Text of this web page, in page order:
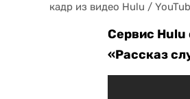
кадр из видео Hulu /
Сервис Hulu
«Рассказ